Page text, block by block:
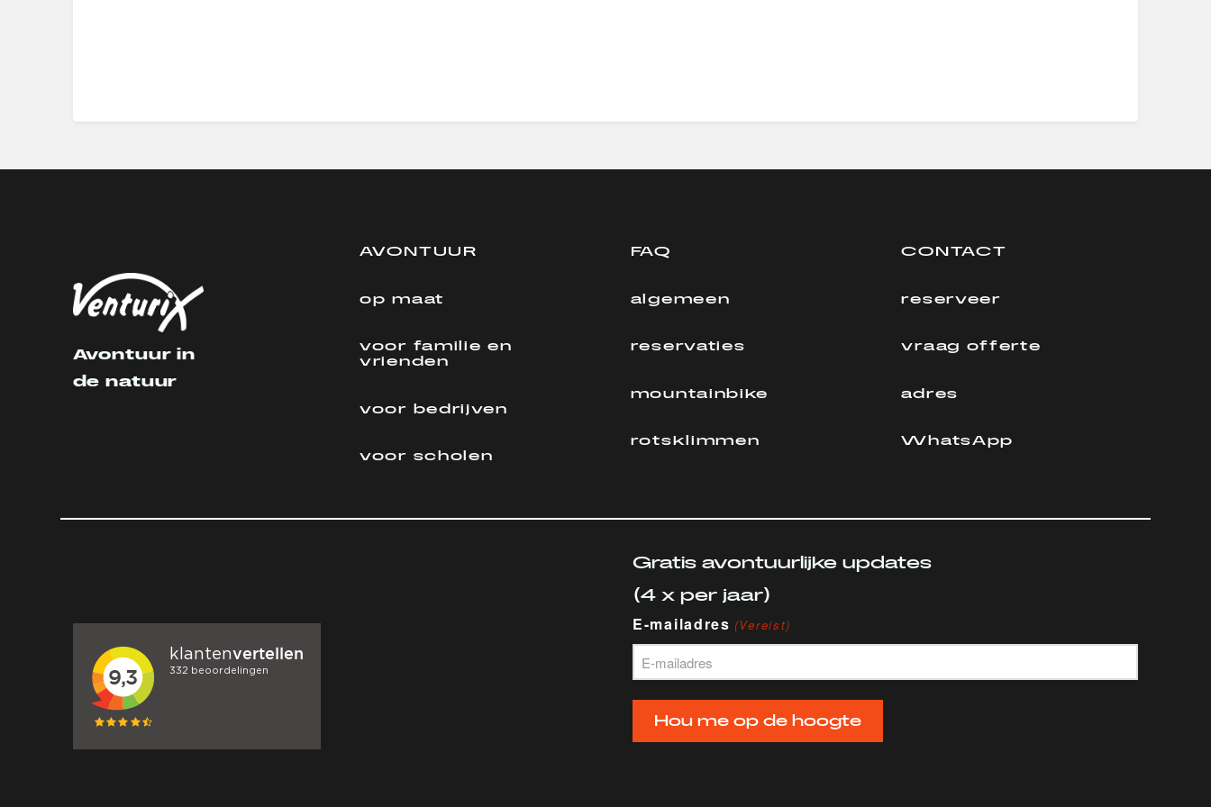
Avontuur in
de natuur
AVONTUUR
op maat
voor familie en
vrienden
voor bedrijven
voor scholen
FAQ
algemeen
reservaties
mountainbike
rotsklimmen
CONTACT
reserveer
vraag offerte
adres
WhatsApp
Gratis avontuurlijke updates
(4 x per jaar)
E-mailadres (Vereist)
Hou me op de hoogte